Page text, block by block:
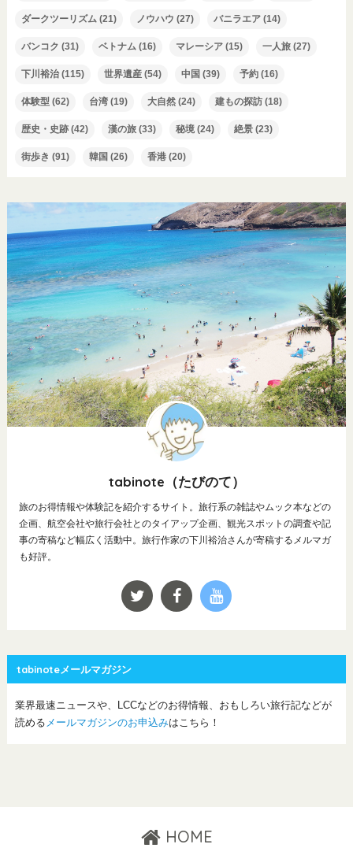
ダークツーリズム(21) ノウハウ (27) バニラエア(14)
バンコク (31) ベトナム(16) マレーシア(15) 一人旅(27)
下川裕治(115) 世界遺産(54) 中国 (39) 予約(16)
体験型(62) 台湾(19) 大自然(24) 建もの探訪(18)
歴史・史跡(42) 漢の旅(33) 秘境(24) 絶景(23)
街歩き (91) 韓国 (26) 香港(20)
tabinote（たびのて）
旅のお得情報や体験記を紹介するサイト。旅行系の雑誌やムック本などの
企画、航空会社や旅行会社とのタイアップ企画、観光スポットの調査や記
事の寄稿など幅広く活動中。旅行作家の下川裕治さんが寄稿するメルマガ
も好評。
tabinoteメールマガジン
業界最速ニュースや、LCCなどのお得情報、おもしろい旅行記などが
読める メールマガジンのお申込みはこちら！
HOME